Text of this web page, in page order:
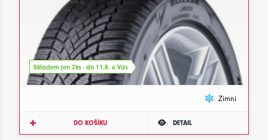
Skladem jen 2ks - do 11.8. u Vás
Zimní
DO KOŠÍKU DETAIL